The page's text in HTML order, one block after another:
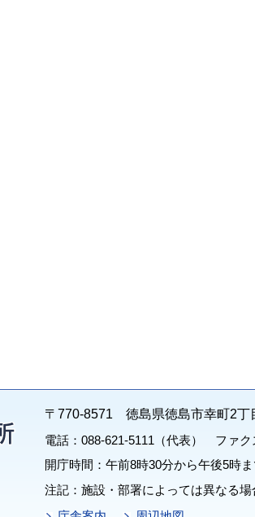
〒770-8571 徳島県徳島市幸町2丁
電話：088-621-5111（代表） ファク
開庁時間：午前8時30分から午後5時
注記：施設・部署によっては異なる